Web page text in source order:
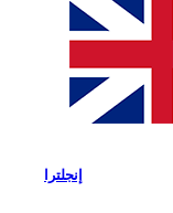
إنجلترا